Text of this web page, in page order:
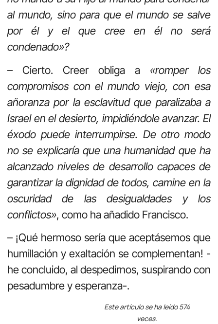
al mundo, sino para que el mundo se salve
por él y el que cree en él no será
condenado»?
– Cierto. Creer obliga a «romper los
compromisos con el mundo viejo, con esa
añoranza por la esclavitud que paralizaba a
Israel en el desierto, impidiéndole avanzar. El
éxodo puede interrumpirse. De otro modo
no se explicaría que una humanidad que ha
alcanzado niveles de desarrollo capaces de
garantizar la dignidad de todos, camine en la
oscuridad de las desigualdades y los
conflictos», como ha añadido Francisco.
– ¡Qué hermoso sería que aceptásemos que
humillación y exaltación se complementan! -
he concluido, al despedirnos, suspirando con
pesadumbre y esperanza-.
Este artículo se ha leído 574
veces.